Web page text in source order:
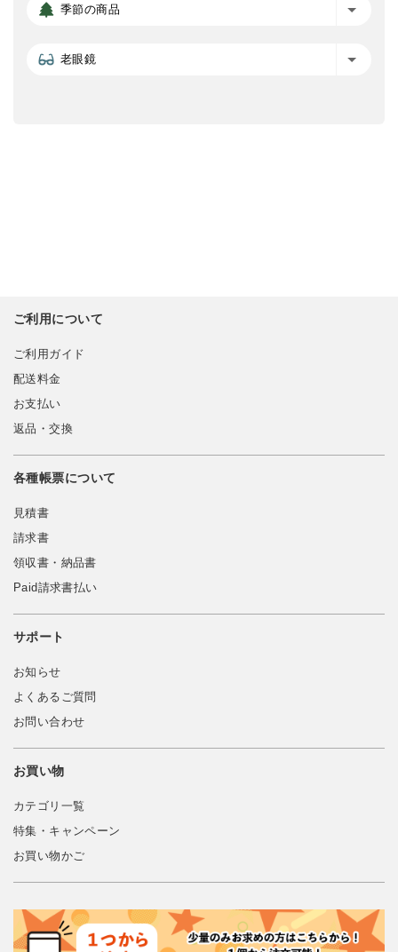
季節の商品
老眼鏡
ご利用について
ご利用ガイド
配送料金
お支払い
返品・交換
各種帳票について
見積書
請求書
領収書・納品書
Paid請求書払い
サポート
お知らせ
よくあるご質問
お問い合わせ
お買い物
カテゴリ一覧
特集・キャンペーン
お買い物かご